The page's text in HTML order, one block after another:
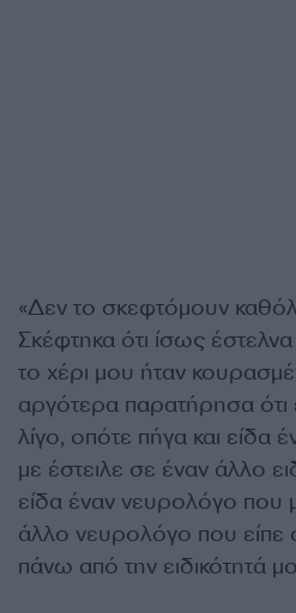
«Δεν το σκεφτόμουν
Σκέφτηκα ότι ίσως
το χέρι μου ήταν
αργότερα παρατήρησα ότι
λίγο, οπότε πήγα και είδα
με έστειλε σε έναν άλλο
είδα έναν νευρολόγο που
άλλο νευρολόγο που είπε
πάνω από την ειδικότητά